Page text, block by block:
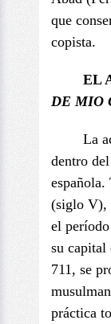
que
copista.
EL
DE MIO
La
dentro
(siglo V),
el
su capital
711, se
práctica